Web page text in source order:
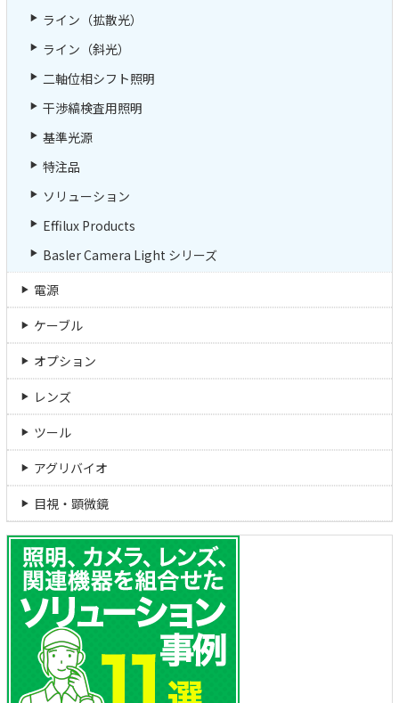
ライン（拡散光）
ライン（斜光）
二軸位相シフト照明
干渉縞検査用照明
基準光源
特注品
ソリューション
Effilux Products
Basler Camera Light シリーズ
電源
ケーブル
オプション
レンズ
ツール
アグリバイオ
目視・顕微鏡